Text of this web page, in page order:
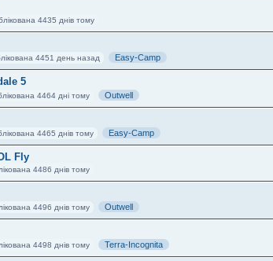
4435 днів тому
4451 день назад Easy-Camp
5
4464 дні тому Outwell
4465 днів тому Easy-Camp
Fly
4486 днів тому
4496 днів тому Outwell
4498 днів тому Terra-Incognita